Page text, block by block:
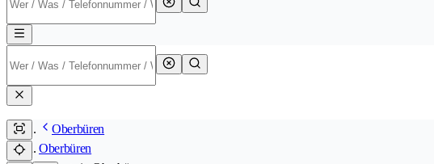
Oberbüren
Oberbüren